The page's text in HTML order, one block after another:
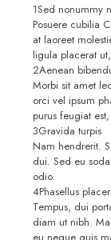
1Sed nonummy
Posuere cubilia
at laoreet
ligula placerat
2Aenean
Morbi sit amet
orci vel ipsum
purus feugiat
3Gravida turpis
Nam hendrerit.
dui. Sed eu
odio.
4Phasellus
Tempus, dui
diam ut nibh.
eu neque quis